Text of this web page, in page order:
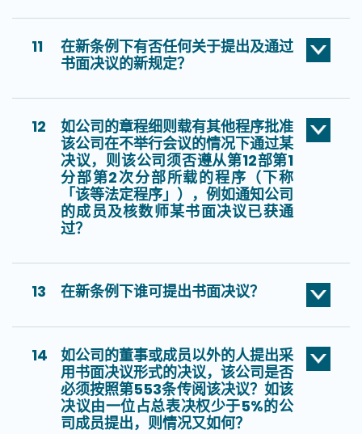
11
在新条例下有否任何关于提出及通过
书面决议的新规定？
12
如公司的章程细则载有其他程序批准
该公司在不举行会议的情况下通过某
决议，则该公司须否遵从第12部第1
分部第2次分部所载的程序（下称
「该等法定程序」），例如通知公司
的成员及核数师某书面决议已获通
过？
13 在新条例下谁可提出书面决议？
14
如公司的董事或成员以外的人提出采
用书面决议形式的决议，该公司是否
必须按照第553条传阅该决议？如该
决议由一位占总表决权少于5%的公
司成员提出，则情况又如何？